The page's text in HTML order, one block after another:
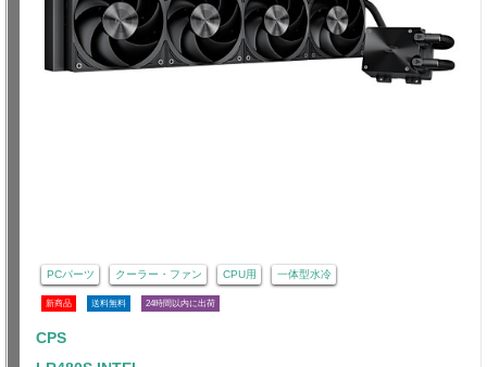
PCパーツ クーラー・ファン CPU用 一体型水冷
新商品 送料無料 24時間以内に出荷
CPS